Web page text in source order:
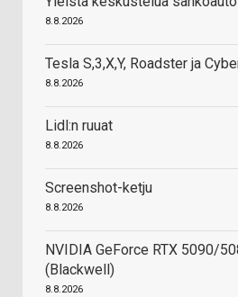
8.8.2026
Tesla S,3,X,Y, Roadster ja
8.8.2026
Lidl:n ruuat
8.8.2026
Screenshot-ketju
8.8.2026
NVIDIA GeForce RTX 5090/
(Blackwell)
8.8.2026